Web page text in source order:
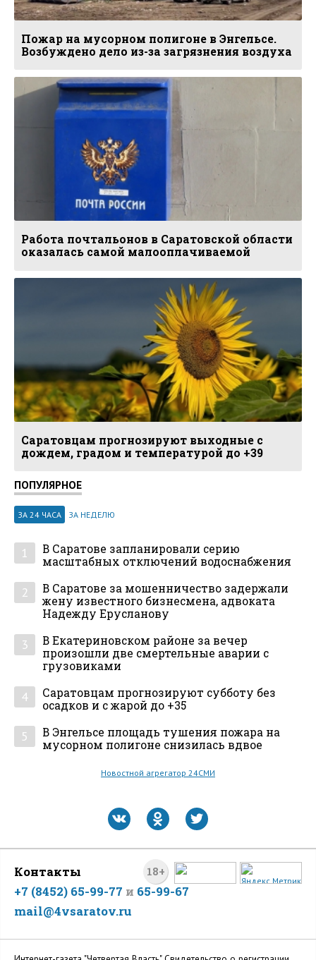
Пожар на мусорном полигоне в Энгельсе.
Возбуждено дело из-за загрязнения воздуха
Работа почтальонов в Саратовской области
оказалась самой малооплачиваемой
Саратовцам прогнозируют выходные с
дождем, градом и температурой до +39
ПОПУЛЯРНОЕ
ЗА 24 ЧАСА ЗА НЕДЕЛЮ
1
В Саратове запланировали серию
масштабных отключений водоснабжения
2
В Саратове за мошенничество задержали
жену известного бизнесмена, адвоката
Надежду Ерусланову
3
В Екатериновском районе за вечер
произошли две смертельные аварии с
грузовиками
4
Саратовцам прогнозируют субботу без
осадков и с жарой до +35
5
В Энгельсе площадь тушения пожара на
мусорном полигоне снизилась вдвое
Новостной агрегатор 24СМИ
18+
Контакты
+7 (8452) 65-99-77 и 65-99-67
mail@4vsaratov.ru